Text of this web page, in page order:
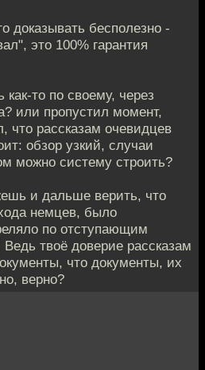
доказывать бесполезно -
это 100% гарантия
то по своему, через
или пропустил момент,
что рассказам очевидцев
обзор узкий, случаи
можно систему строить?
и дальше верить, что
немцев, было
по отступающим
твоё доверие рассказам
что документы, их
верно?